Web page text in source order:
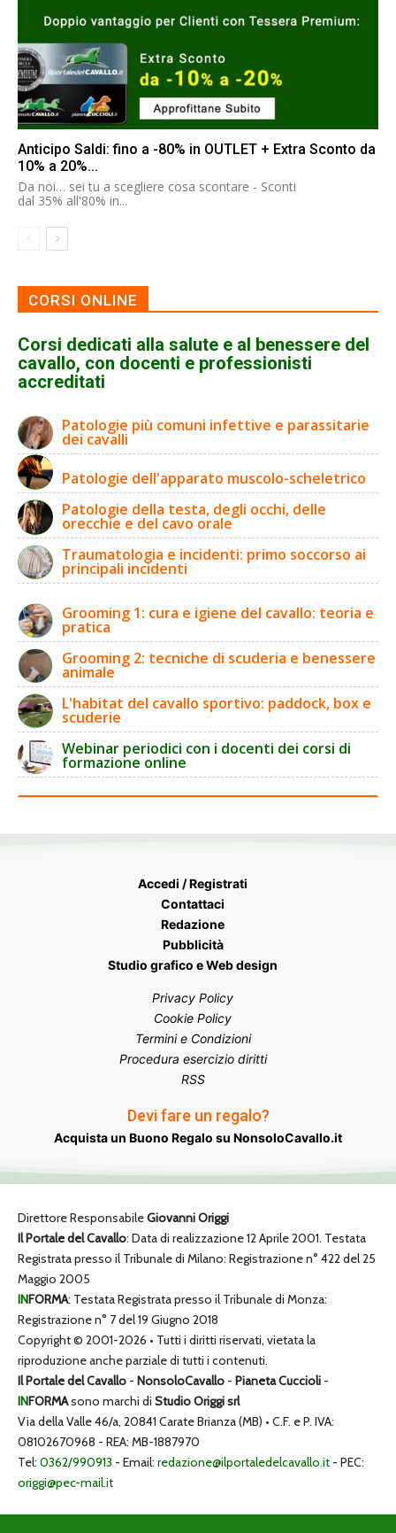
Anticipo Saldi: fino a -80% in OUTLET + Extra Sconto da
10% a 20%...
Da noi… sei tu a scegliere cosa scontare - Sconti
dal 35% all'80% in...
CORSI ONLINE
Corsi dedicati alla salute e al benessere del
cavallo, con docenti e professionisti
accreditati
Patologie più comuni infettive e parassitarie
dei cavalli
Patologie dell'apparato muscolo-scheletrico
Patologie della testa, degli occhi, delle
orecchie e del cavo orale
Traumatologia e incidenti: primo soccorso ai
principali incidenti
Grooming 1: cura e igiene del cavallo: teoria e
pratica
Grooming 2: tecniche di scuderia e benessere
animale
L'habitat del cavallo sportivo: paddock, box e
scuderie
Webinar periodici con i docenti dei corsi di
formazione online
Accedi / Registrati
Contattaci
Redazione
Pubblicità
Studio grafico e Web design
Privacy Policy
Cookie Policy
Termini e Condizioni
Procedura esercizio diritti
RSS
Devi fare un regalo?
Acquista un Buono Regalo su NonsoloCavallo.it
Direttore ResponsabileGiovanni Origgi
Il Portale del Cavallo: Data di realizzazione 12 Aprile 2001. Testata
Registrata presso il Tribunale di Milano: Registrazione n° 422 del 25
Maggio 2005
INFORMA: Testata Registrata presso il Tribunale di Monza:
Registrazione n° 7 del 19 Giugno 2018
Copyright © 2001-2026 • Tutti i diritti riservati, vietata la
riproduzione anche parziale di tutti i contenuti.
Il Portale del Cavallo - NonsoloCavallo - Pianeta Cuccioli -
INFORMAsono marchi di Studio Origgi srl
Via della Valle 46/a, 20841 Carate Brianza (MB) • C.F. e P. IVA:
08102670968 - REA: MB-1887970
Tel: 0362/990913 - Email: redazione@ilportaledelcavallo.it - PEC:
origgi@pec-mail.it